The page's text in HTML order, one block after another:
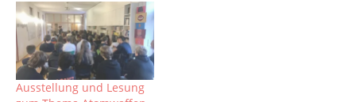
Ausstellung und Lesung